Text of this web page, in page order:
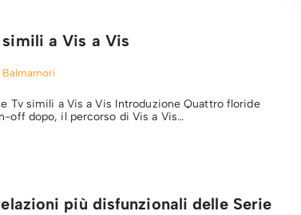
a Vis a Vis
Balmamori
Tv simili a Vis a Vis Introduzione Quattro floride
off dopo, il percorso di Vis a Vis…
più disfunzionali delle Serie